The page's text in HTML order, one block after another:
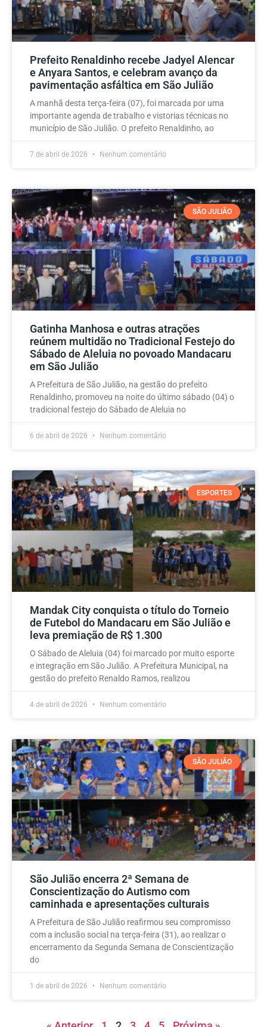
Prefeito Renaldinho recebe Jadyel Alencar
e Anyara Santos, e celebram avanço da
pavimentação asfáltica em São Julião
A manhã desta terça-feira (07), foi marcada por uma
importante agenda de trabalho e vistorias técnicas no
município de São Julião. O prefeito Renaldinho, ao
7 de abril de 2026 Nenhum comentário
SÃO JULIÃO
Gatinha Manhosa e outras atrações
reúnem multidão no Tradicional Festejo do
Sábado de Aleluia no povoado Mandacaru
em São Julião
A Prefeitura de São Julião, na gestão do prefeito
Renaldinho, promoveu na noite do último sábado (04) o
tradicional festejo do Sábado de Aleluia no
6 de abril de 2026 Nenhum comentário
ESPORTES
Mandak City conquista o título do Torneio
de Futebol do Mandacaru em São Julião e
leva premiação de R$ 1.300
O Sábado de Aleluia (04) foi marcado por muito esporte
e integração em São Julião. A Prefeitura Municipal, na
gestão do prefeito Renaldo Ramos, realizou
4 de abril de 2026 Nenhum comentário
SÃO JULIÃO
São Julião encerra 2ª Semana de
Conscientização do Autismo com
caminhada e apresentações culturais
A Prefeitura de São Julião reafirmou seu compromisso
com a inclusão social na terça-feira (31), ao realizar o
encerramento da Segunda Semana de Conscientização
do
1 de abril de 2026 Nenhum comentário